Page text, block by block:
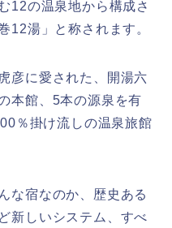
12の温泉地から構成さ
12湯」と称されます。
彦に愛された、開湯六
本館、5本の源泉を有
％掛け流しの温泉旅館
な宿なのか、歴史ある
新しいシステム、すべ